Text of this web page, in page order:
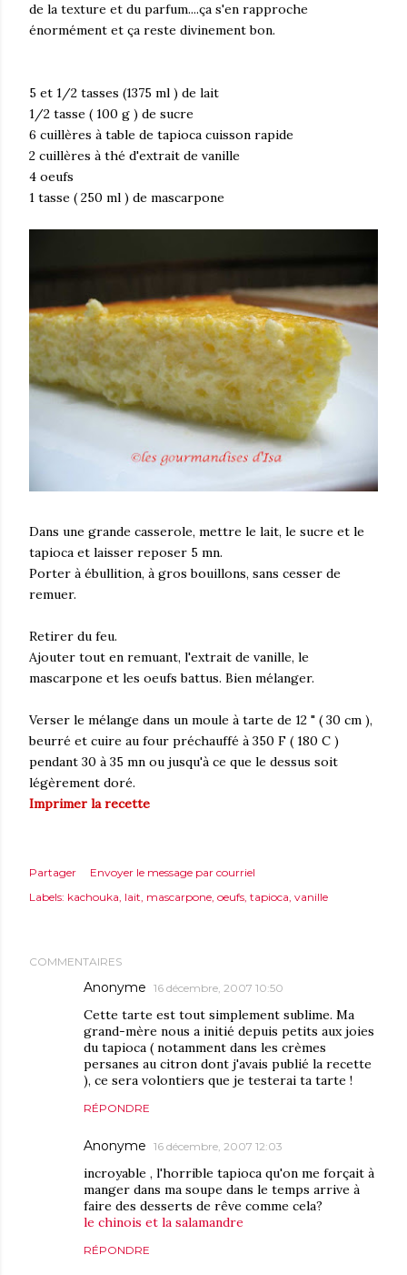
de la texture et du parfum....ça s'en rapproche
énormément et ça reste divinement bon.
5 et 1/2 tasses (1375 ml ) de lait
1/2 tasse ( 100 g ) de sucre
6 cuillères à table de tapioca cuisson rapide
2 cuillères à thé d'extrait de vanille
4 oeufs
1 tasse ( 250 ml ) de mascarpone
Dans une grande casserole, mettre le lait, le sucre et le
tapioca et laisser reposer 5 mn.
Porter à ébullition, à gros bouillons, sans cesser de
remuer.
Retirer du feu.
Ajouter tout en remuant, l'extrait de vanille, le
mascarpone et les oeufs battus. Bien mélanger.
Verser le mélange dans un moule à tarte de 12 " ( 30 cm ),
beurré et cuire au four préchauffé à 350 F ( 180 C )
pendant 30 à 35 mn ou jusqu'à ce que le dessus soit
légèrement doré.
Imprimer la recette
Partager
Envoyer le message par courriel
Labels: kachouka lait mascarpone oeufs tapioca vanille
COMMENTAIRES
Anonyme 16 décembre, 2007 10:50
Cette tarte est tout simplement sublime. Ma
grand-mère nous a initié depuis petits aux joies
du tapioca ( notamment dans les crèmes
persanes au citron dont j'avais publié la recette
), ce sera volontiers que je testerai ta tarte !
RÉPONDRE
Anonyme 16 décembre, 2007 12:03
incroyable , l'horrible tapioca qu'on me forçait à
manger dans ma soupe dans le temps arrive à
faire des desserts de rêve comme cela?
le chinois et la salamandre
RÉPONDRE